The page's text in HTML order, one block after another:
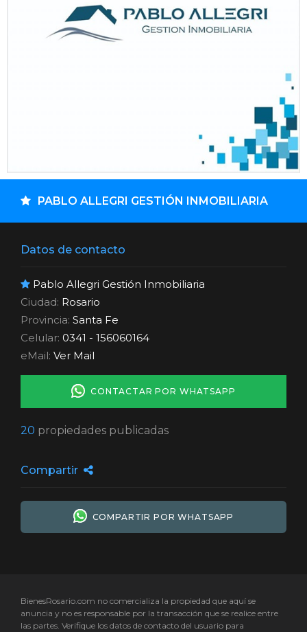
PABLO ALLEGRI GESTIÓN INMOBILIARIA
Datos de contacto
Pablo Allegri Gestión Inmobiliaria
Ciudad: Rosario
Provincia: Santa Fe
Celular: 0341 - 156060164
eMail: Ver Mail
CONTACTAR POR WHATSAPP
20 propiedades publicadas
Compartir
COMPARTIR POR WHATSAPP
BienesRosario.com no comercializa la propiedad que aquí se
anuncia y no es responsable por la transacción que se realice entre
las partes. Verifique los datos de contacto del usuario para